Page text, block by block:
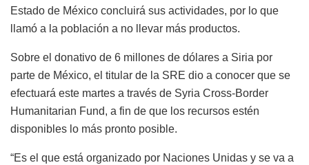
Estado de México concluirá sus actividades, por lo que
llamó a la población a no llevar más productos.
Sobre el donativo de 6 millones de dólares a Siria por
parte de México, el titular de la SRE dio a conocer que se
efectuará este martes a través de Syria Cross-Border
Humanitarian Fund, a fin de que los recursos estén
disponibles lo más pronto posible.
“Es el que está organizado por Naciones Unidas y se va a